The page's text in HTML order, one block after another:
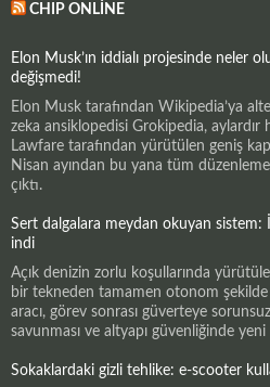
CHIP ONLINE
Elon Musk’ın iddialı projesinde neler
değişmedi!
Elon Musk tarafından Wikipedia’ya
zeka ansiklopedisi Grokipedia, aylardır
Lawfare tarafından yürütülen geniş
Nisan ayından bu yana tüm
çıktı.
Sert dalgalara meydan okuyan sistem:
indi
Açık denizin zorlu koşullarında
bir tekneden tamamen otonom şekilde
aracı, görev sonrası güverteye
savunması ve altyapı güvenliğinde yeni
Sokaklardaki gizli tehlike: e-scooter